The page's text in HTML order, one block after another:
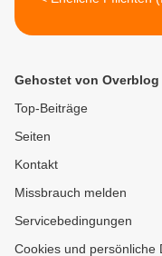
Gehostet von Overblog
Top-Beiträge
Seiten
Kontakt
Missbrauch melden
Servicebedingungen
Cookies und persönliche